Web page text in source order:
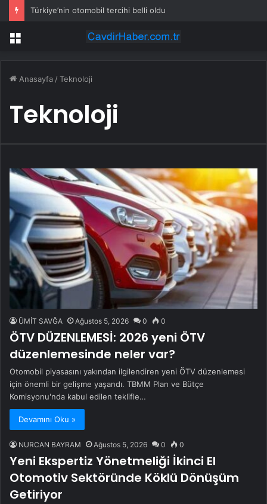
Türkiye’nin otomobil tercihi belli oldu
Menü
Anasayfa /Teknoloji
Teknoloji
ÜMİT SAVĞA Ağustos 5, 2026 0 0
ÖTV DÜZENLEMESİ: 2026 yeni ÖTV
düzenlemesinde neler var?
Otomobil piyasasını yakından ilgilendiren yeni ÖTV düzenlemesi
için önemli bir gelişme yaşandı. TBMM Plan ve Bütçe
Komisyonu'nda kabul edilen teklifle…
Devamını Oku »
NURCAN BAYRAM Ağustos 5, 2026 0 0
Yeni Ekspertiz Yönetmeliği İkinci El
Otomotiv Sektöründe Köklü Dönüşüm
Getiriyor